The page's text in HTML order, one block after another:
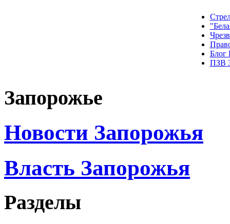
Блог
ПЗВ
Запорожье
Новости Запорожья
Власть Запорожья
Разделы